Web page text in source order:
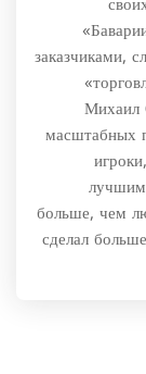
заказчиками,
Михаил
масштабных
больше, чем
сделал